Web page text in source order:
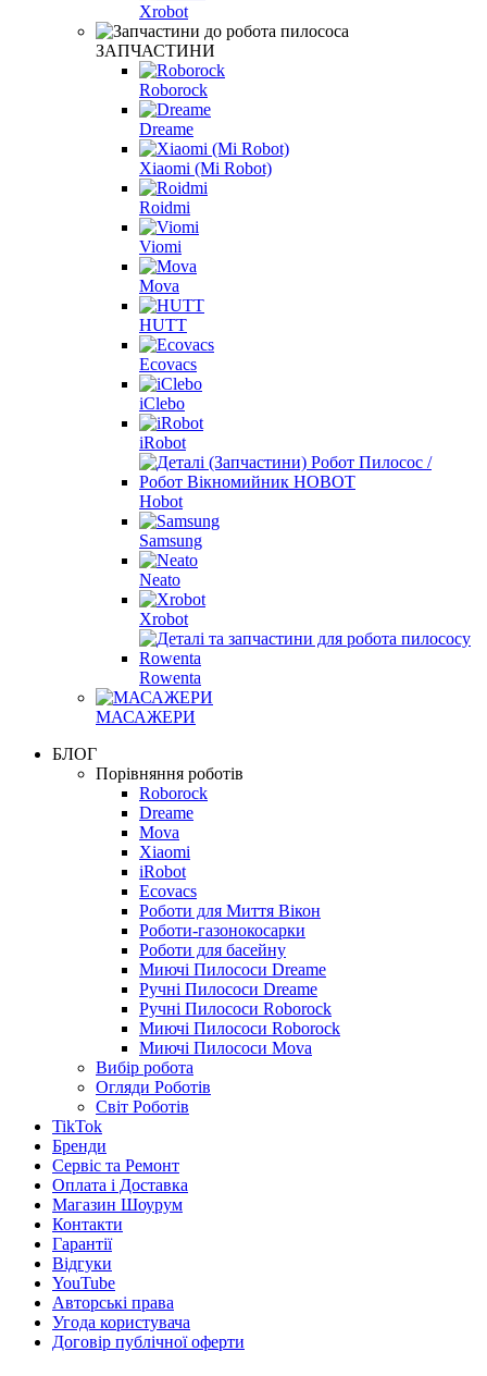
Xrobot
ЗАПЧАСТИНИ
Roborock
Dreame
Xiaomi (Mi Robot)
Roidmi
Viomi
Mova
HUTT
Ecovacs
iClebo
iRobot
Hobot
Samsung
Neato
Xrobot
Rowenta
МАСАЖЕРИ
БЛОГ
Порівняння роботів
Roborock
Dreame
Mova
Xiaomi
iRobot
Ecovacs
Роботи для Миття Вікон
Роботи-газонокосарки
Роботи для басейну
Миючі Пилососи Dreame
Ручні Пилососи Dreame
Ручні Пилососи Roborock
Миючі Пилососи Roborock
Миючі Пилососи Mova
Вибір робота
Огляди Роботів
Світ Роботів
TikTok
Бренди
Сервіс та Ремонт
Оплата і Доставка
Магазин Шоурум
Контакти
Гарантії
Відгуки
YouTube
Авторські права
Угода користувача
Договір публічної оферти